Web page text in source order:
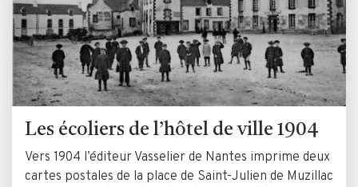
Les écoliers de l’hôtel de ville 1904
Vers 1904 l’éditeur Vasselier de Nantes imprime deux
cartes postales de la place de Saint-Julien de Muzillac